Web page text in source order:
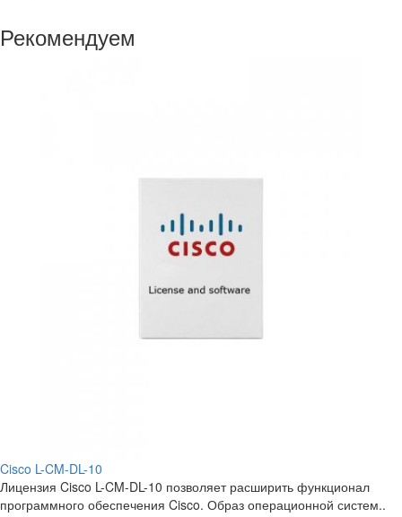
Рекомендуем
Cisco L-CM-DL-10
Лицензия Cisco L-CM-DL-10 позволяет расширить функционал
программного обеспечения Cisco. Образ операционной систем..